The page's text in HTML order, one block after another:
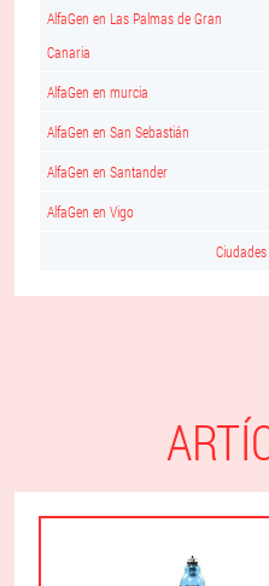
AlfaGen en Las Palmas de Gran
Canaria
AlfaGen en murcia
AlfaGen en San Sebastián
AlfaGen en Santander
AlfaGen en Vigo